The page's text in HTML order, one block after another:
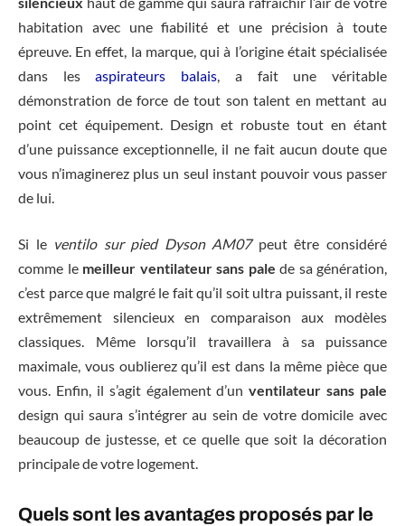
habitation avec une fiabilité et une précision à toute
épreuve. En effet, la marque, qui à l’origine était spécialisée
dans lesaspirateurs balais, a fait une véritable
démonstration de force de tout son talent en mettant au
point cet équipement. Design et robuste tout en étant
d’une puissance exceptionnelle, il ne fait aucun doute que
vous n’imaginerez plus un seul instant pouvoir vous passer
de lui.
Si leventilo sur pied Dyson AM07peut être considéré
comme le meilleur ventilateur sans pale de sa génération,
c’est parce que malgré le fait qu’il soit ultra puissant, il reste
extrêmement silencieux en comparaison aux modèles
classiques. Même lorsqu’il travaillera à sa puissance
maximale, vous oublierez qu’il est dans la même pièce que
vous. Enfin, il s’agit également d’unventilateur sans pale
design qui saura s’intégrer au sein de votre domicile avec
beaucoup de justesse, et ce quelle que soit la décoration
principale de votre logement.
Quels sont les avantages proposés par le